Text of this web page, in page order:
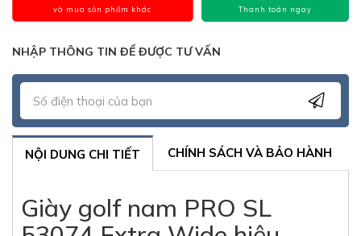
và mua sản phẩm khác Thanh toán ngay
NHẬP THÔNG TIN ĐỂ ĐƯỢC TƯ VẤN
NỘI DUNG CHI TIẾT CHÍNH SÁCH VÀ BẢO HÀNH
Giày golf nam PRO SL